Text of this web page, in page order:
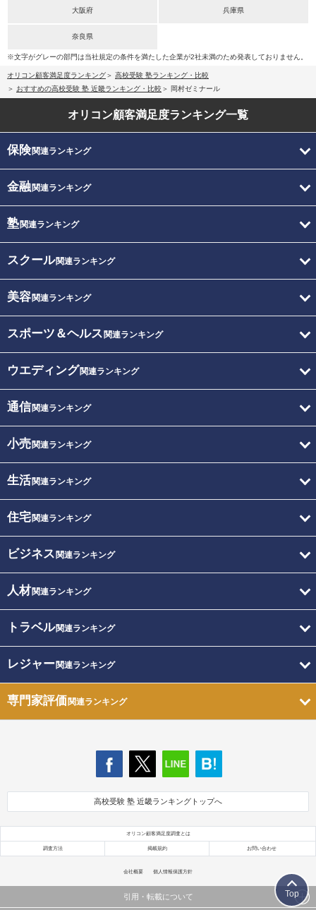
大阪府 兵庫県
奈良県
※文字がグレーの部門は当社規定の条件を満たした企業が2社未満のため発表しておりません。
オリコン顧客満足度ランキング
高校受験 塾ランキング・比較
おすすめの高校受験 塾 近畿ランキング・比較
岡村ゼミナール
オリコン顧客満足度ランキング一覧
保険関連ランキング
金融関連ランキング
塾関連ランキング
スクール関連ランキング
美容関連ランキング
スポーツ＆ヘルス 関連ランキング
ウエディング関連ランキング
通信関連ランキング
小売関連ランキング
生活関連ランキング
住宅関連ランキング
ビジネス 関連ランキング
人材関連ランキング
トラベル関連ランキング
レジャー関連ランキング
専門家評価関連ランキング
高校受験 塾 近畿ランキングトップへ
オリコン顧客満足度調査とは
調査方法 掲載規約 お問い合わせ
会社概要 個人情報保護方針
引用・転載について Top